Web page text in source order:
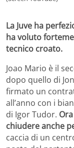
La Juve ha
ha voluto
tecnico croato.
Joao Mario è il
dopo quello di
firmato un
all’anno con i
di Igor Tudor.
chiudere anche
caccia di un